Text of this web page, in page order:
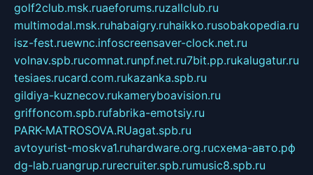
golf2club.msk.ruaeforums.ruzallclub.ru
multimodal.msk.ruhabaigry.ruhaikko.rusobakopedia.ru
isz-fest.ruewnc.infoscreensaver-clock.net.ru
volnav.spb.rucomnat.runpf.net.ru7bit.pp.rukalugatur.ru
tesiaes.rucard.com.rukazanka.spb.ru
gildiya-kuznecov.rukameryboavision.ru
griffoncom.spb.rufabrika-emotsiy.ru
PARK-MATROSOVA.RUagat.spb.ru
avtoyurist-moskva1.ruhardware.org.ruсхема-авто.рф
dg-lab.ruangrup.rurecruiter.spb.rumusic8.spb.ru